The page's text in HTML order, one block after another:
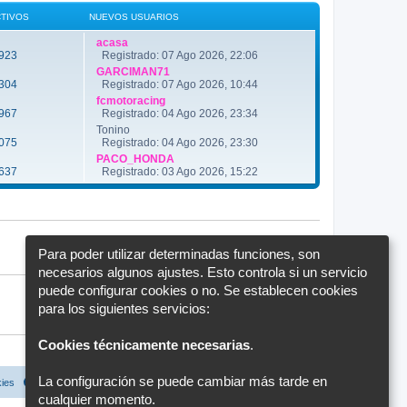
s
a
e
ú
l
o
e
n
a
NUEVOS USUARIOS
acasa
Registrado: 07 Ago 2026, 22:06
GARCIMAN71
Registrado: 07 Ago 2026, 10:44
fcmotoracing
Registrado: 04 Ago 2026, 23:34
Tonino
Registrado: 04 Ago 2026, 23:30
PACO_HONDA
Registrado: 03 Ago 2026, 15:22
Todos los horarios sonUTC+02:00
Configuración de cookies
Para poder utilizar determinadas funciones, son
necesarios algunos ajustes. Esto controla si un servicio
puede configurar cookies o no. Se establecen cookies
para los siguientes servicios:
Cookies técnicamente necesarias.
La configuración se puede cambiar más tarde en
cualquier momento.